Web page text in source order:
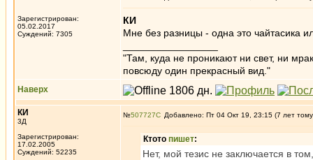
Зарегистрирован:
05.02.2017
Суждений: 7305
КИ
Мне без разницы - одна это чайтасика
"Там, куда не проникают ни свет, ни
повсюду один прекрасный вид."
Наверх
КИ
3Д
Зарегистрирован:
17.02.2005
Суждений: 52235
№507727 Добавлено: Пт 04 Окт 19, 23:15 (7 лет
Ктото пишет:
Нет, мой тезис не заключается в